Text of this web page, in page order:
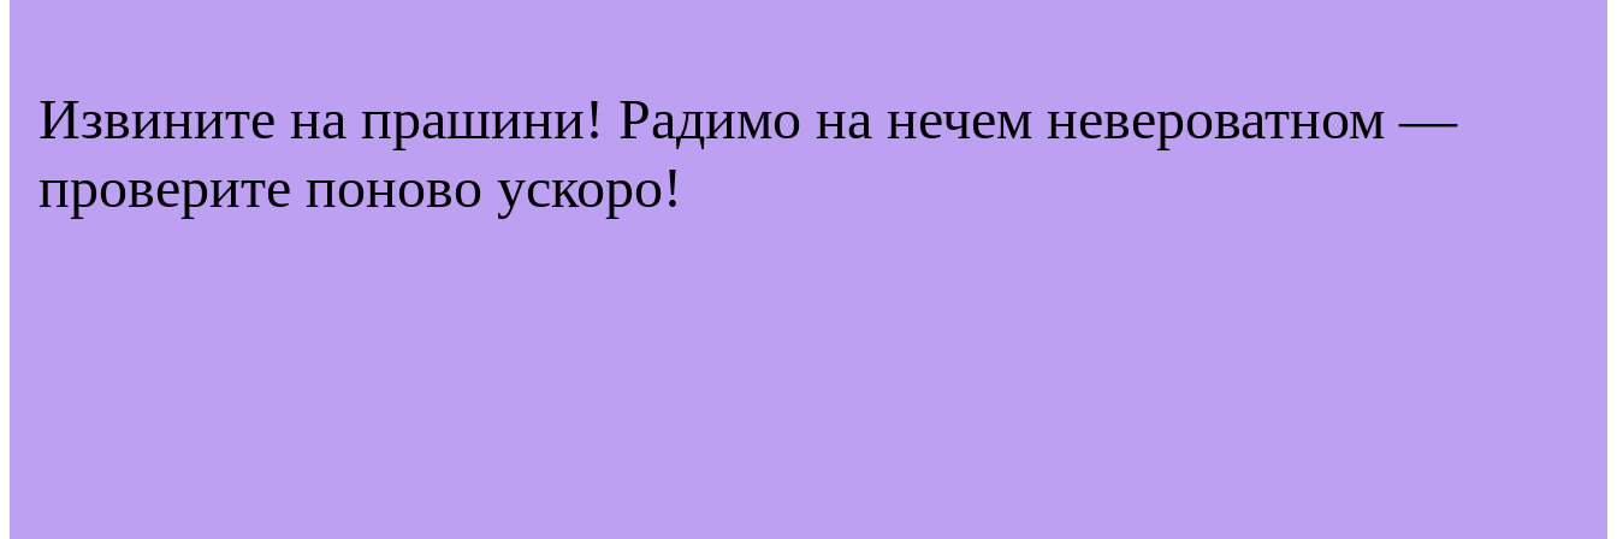
Извините на прашини! Радимо на нечем невероватном —
проверите поново ускоро!